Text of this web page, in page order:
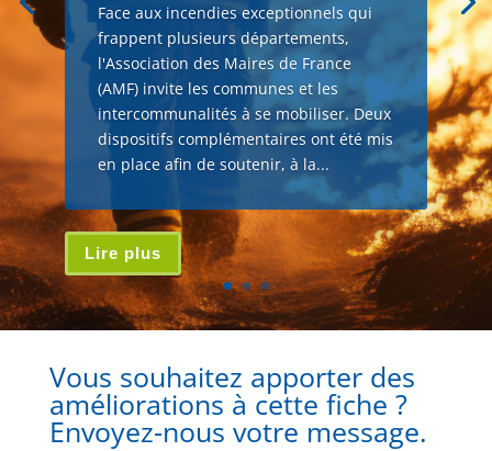
Face aux incendies exceptionnels qui
frappent plusieurs départements,
l'Association des Maires de France
(AMF) invite les communes et les
intercommunalités à se mobiliser. Deux
dispositifs complémentaires ont été mis
en place afin de soutenir, à la...
Lire plus
Vous souhaitez apporter des
améliorations à cette fiche ?
Envoyez-nous votre message.